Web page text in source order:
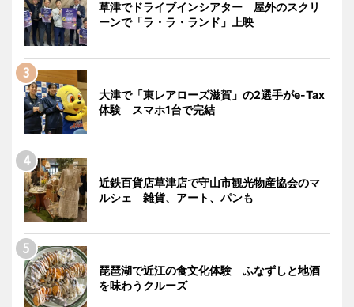
草津でドライブインシアター 屋外のスクリ
ーンで「ラ・ラ・ランド」上映
大津で「東レアローズ滋賀」の2選手がe-Tax
体験 スマホ1台で完結
近鉄百貨店草津店で守山市観光物産協会のマ
ルシェ 雑貨、アート、パンも
琵琶湖で近江の食文化体験 ふなずしと地酒
を味わうクルーズ